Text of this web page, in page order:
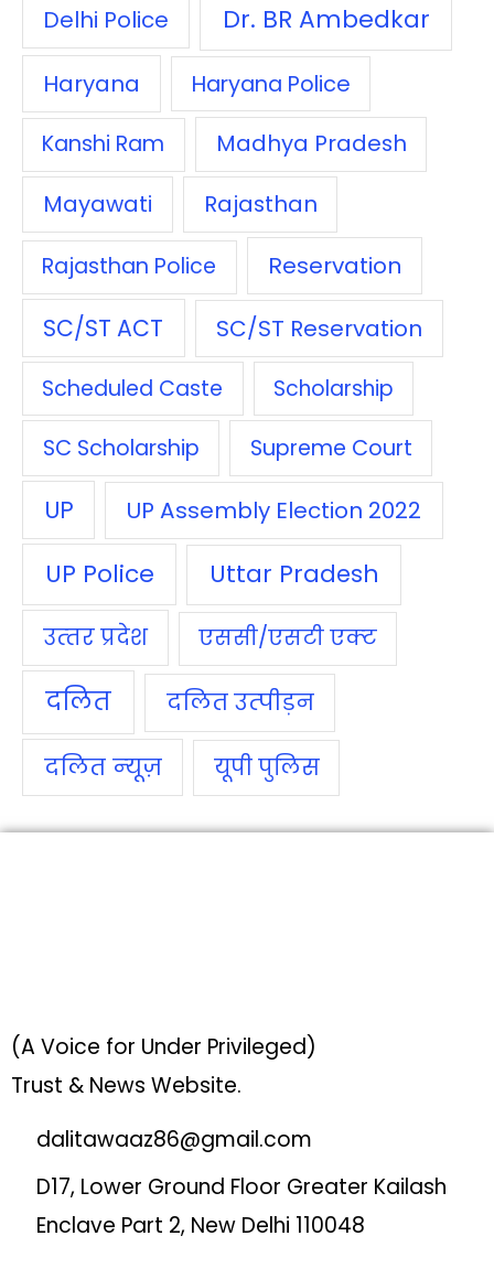
Delhi Police Dr. BR Ambedkar
Haryana Haryana Police
Kanshi Ram
Madhya Pradesh
Mayawati
Rajasthan
Rajasthan Police Reservation
SC/ST ACT SC/ST Reservation
Scheduled Caste Scholarship
SC Scholarship Supreme Court
UP UP Assembly Election 2022
UP Police Uttar Pradesh
उत्‍तर प्रदेश एससी/एसटी एक्‍ट
दलित दलित उत्‍पीड़न
दलित न्‍यूज़ यूपी पुलिस
(A Voice for Under Privileged)
Trust & News Website.
dalitawaaz86@gmail.com
D17, Lower Ground Floor Greater Kailash
Enclave Part 2, New Delhi 110048